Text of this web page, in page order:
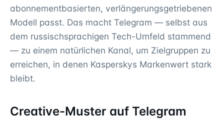
abonnementbasierten, verlängerungsgetriebenen
Modell passt. Das macht Telegram — selbst aus
dem russischsprachigen Tech-Umfeld stammend
— zu einem natürlichen Kanal, um Zielgruppen zu
erreichen, in denen Kasperskys Markenwert stark
bleibt.
Creative-Muster auf Telegram